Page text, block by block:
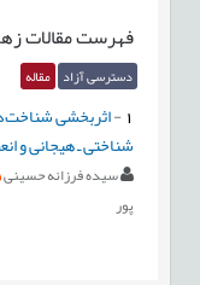
فهرست مقالات
دسترسی آزاد مقاله
-اثربخشی
شناختی ـ هیجانی و
سیده فرزانه حسینی
پور